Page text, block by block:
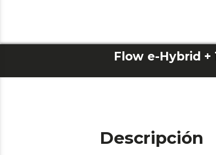
Flow e-Hybrid +
Descripción